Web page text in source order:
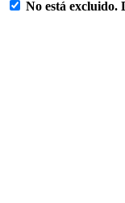
No está excluido.